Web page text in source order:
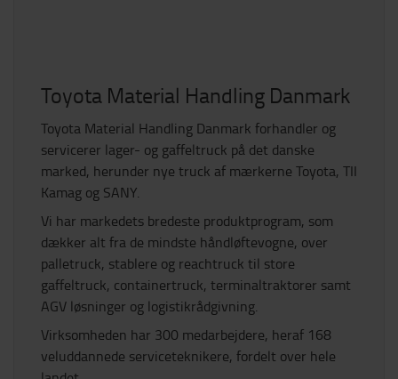
Toyota Material Handling Danmark
Toyota Material Handling Danmark forhandler og
servicerer lager- og gaffeltruck på det danske
marked, herunder nye truck af mærkerne Toyota, TII
Kamag og SANY.
Vi har markedets bredeste produktprogram, som
dækker alt fra de mindste håndløftevogne, over
palletruck, stablere og reachtruck til store
gaffeltruck, containertruck, terminaltraktorer samt
AGV løsninger og logistikrådgivning.
Virksomheden har 300 medarbejdere, heraf 168
veluddannede serviceteknikere, fordelt over hele